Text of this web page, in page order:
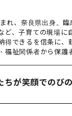
れ、奈良県出身。
ど、子育ての現場に
得できるを信条に、
福祉関係者から保護
ちが笑顔でのび